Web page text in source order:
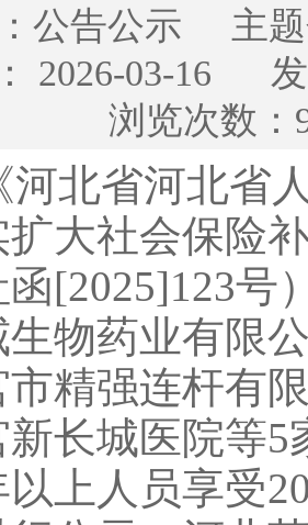
：公告公示 主
2026-03-16 发
浏览次数
河北省河北省
扩大社会保险
函[2025]123号
物药业有限
精强连杆有
长城医院等5
上人员享受